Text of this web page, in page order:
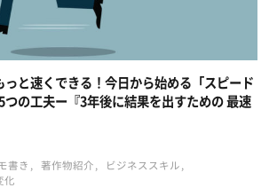
っと速くできる！今日から始める「スピード
の工夫ー『3年後に結果を出すための 最速
書き
著作物紹介
ビジネススキル
化